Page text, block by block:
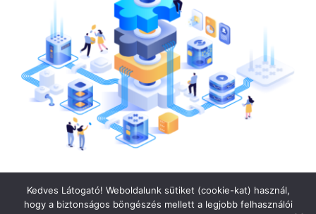
Kedves Látogató! Weboldalunk sütiket (cookie-kat) használ,
hogy a biztonságos böngészés mellett a legjobb felhasználói